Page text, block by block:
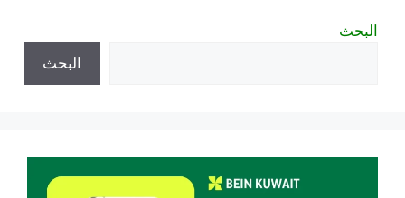
البحث
البحث